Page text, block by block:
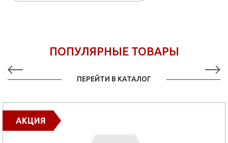
ПОПУЛЯРНЫЕ ТОВАРЫ
ПЕРЕЙТИ В КАТАЛОГ
АКЦИЯ